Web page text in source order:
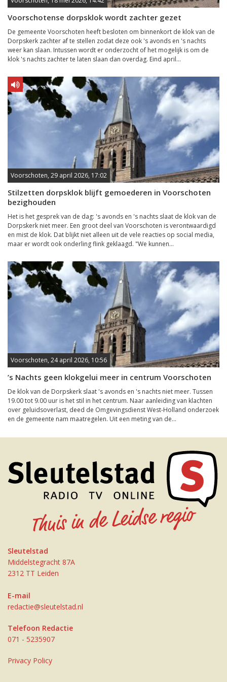
Voorschotense dorpsklok wordt zachter gezet
De gemeente Voorschoten heeft besloten om binnenkort de klok van de
Dorpskerk zachter af te stellen zodat deze ook 's avonds en 's nachts
weer kan slaan. Intussen wordt er onderzocht of het mogelijk is om de
klok 's nachts zachter te laten slaan dan overdag. Eind april...
Voorschoten, 29 april 2026, 17:02
Stilzetten dorpsklok blijft gemoederen in Voorschoten
bezighouden
Het is het gesprek van de dag: 's avonds en 's nachts slaat de klok van de
Dorpskerk niet meer. Een groot deel van Voorschoten is verontwaardigd
en mist de klok. Dat blijkt niet alleen uit de vele reacties op social media,
maar er wordt ook onderling flink geklaagd. "We kunnen...
Voorschoten, 24 april 2026, 10:56
’s Nachts geen klokgelui meer in centrum Voorschoten
De klok van de Dorpskerk slaat 's avonds en 's nachts niet meer. Tussen
19.00 tot 9.00 uur is het stil in het centrum. Naar aanleiding van klachten
over geluidsoverlast, deed de Omgevingsdienst West-Holland onderzoek
en de gemeente nam maatregelen. Uit een meting van de...
Sleutelstad
Middelstegracht 87A
2312 TT Leiden
E-mail
redactie@sleutelstad.nl
Telefoon Redactie
071 - 5235907
Privacy Policy